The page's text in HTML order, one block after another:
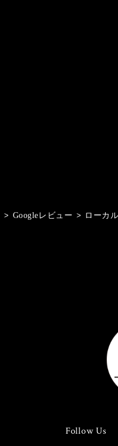
> Googleレビュー > ローカ
Follow Us